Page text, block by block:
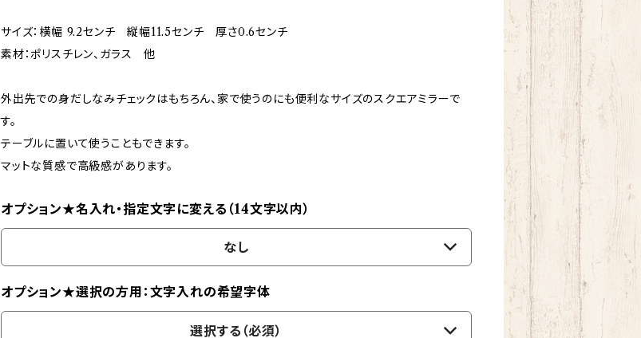
サイズ：横幅 9.2センチ 縦幅11.5センチ 厚さ0.6センチ
素材：ポリスチレン、ガラス 他
外出先での身だしなみチェックはもちろん、家で使うのにも便利なサイズのスクエアミラーで
す。
テーブルに置いて使うこともできます。
マットな質感で高級感があります。
オプション★名入れ・指定文字に変える（14文字以内）
なし
オプション★選択の方用：文字入れの希望字体
選択する（必須）